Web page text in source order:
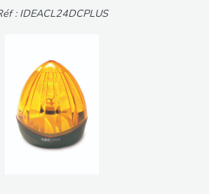
: IDEACL24DCPLUS